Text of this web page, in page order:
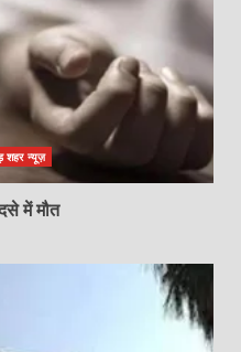
न्यूज़
में मौत